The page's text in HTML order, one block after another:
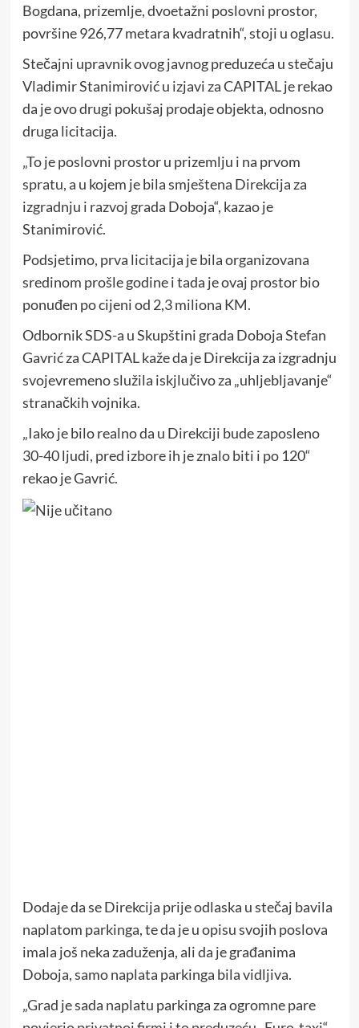
Bogdana, prizemlje, dvoetažni poslovni prostor,
površine 926,77 metara kvadratnih“, stoji u oglasu.
Stečajni upravnik ovog javnog preduzeća u stečaju
Vladimir Stanimirović u izjavi za CAPITAL je rekao
da je ovo drugi pokušaj prodaje objekta, odnosno
druga licitacija.
„To je poslovni prostor u prizemlju i na prvom
spratu, a u kojem je bila smještena Direkcija za
izgradnju i razvoj grada Doboja“, kazao je
Stanimirović.
Podsjetimo, prva licitacija je bila organizovana
sredinom prošle godine i tada je ovaj prostor bio
ponuđen po cijeni od 2,3 miliona KM.
Odbornik SDS-a u Skupštini grada Doboja Stefan
Gavrić za CAPITAL kaže da je Direkcija za izgradnju
svojevremeno služila iskjlučivo za „uhljebljavanje“
stranačkih vojnika.
„Iako je bilo realno da u Direkciji bude zaposleno
30-40 ljudi, pred izbore ih je znalo biti i po 120“
rekao je Gavrić.
Dodaje da se Direkcija prije odlaska u stečaj bavila
naplatom parkinga, te da je u opisu svojih poslova
imala još neka zaduženja, ali da je građanima
Doboja, samo naplata parkinga bila vidljiva.
„Grad je sada naplatu parkinga za ogromne pare